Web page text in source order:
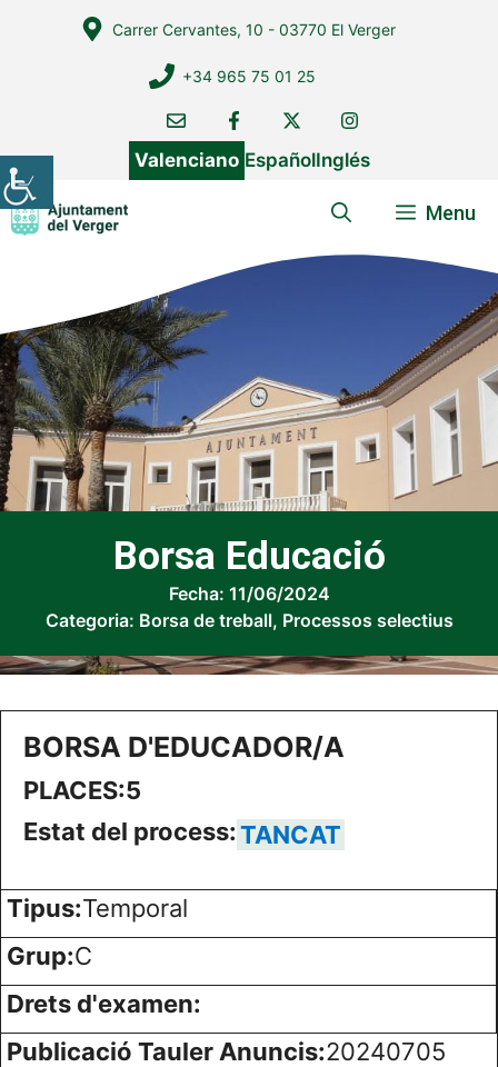
Carrer Cervantes, 10 - 03770 El Verger
+34 965 75 01 25
Valenciano EspañolInglés
Menu
Borsa Educació
Fecha: 11/06/2024
Categoria: Borsa de treball, Processos selectius
BORSA D'EDUCADOR/A
PLACES:5
Estat del process:TANCAT
Tipus:Temporal
Grup:C
Drets d'examen:
Publicació Tauler Anuncis:20240705